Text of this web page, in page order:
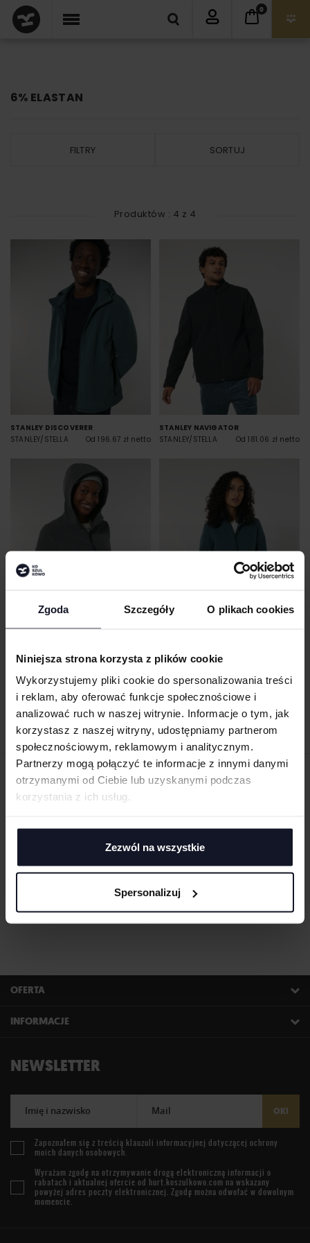
Zgoda Szczegóły O plikach cookies
Niniejsza strona korzysta z plików cookie
Wykorzystujemy pliki cookie do spersonalizowania treści
i reklam, aby oferować funkcje społecznościowe i
analizować ruch w naszej witrynie. Informacje o tym, jak
korzystasz z naszej witryny, udostępniamy partnerom
społecznościowym, reklamowym i analitycznym.
Partnerzy mogą połączyć te informacje z innymi danymi
otrzymanymi od Ciebie lub uzyskanymi podczas
korzystania z ich usług.
Zezwól na wszystkie
Spersonalizuj
0
6% ELASTAN
FILTRY SORTUJ
Produktów : 4 z 4
STANLEY DISCOVERER
STANLEY/STELLA
Od 196.67 zł netto
STANLEY NAVIGATOR
STANLEY/STELLA
Od 181.06 zł netto
STANLEY/STELLA
Od 196.67 zł netto
STANLEY/STELLA
ZAMÓW PRODUKTY ZE ZNAKOWANIEM
ONLINE
OFERTA
INFORMACJE
NEWSLETTER
Imię i nazwisko Mail OK!
Zapoznałem się z treścią klauzuli informacyjnej dotyczącej ochrony
moich danych osobowych.
Wyrażam zgodę na otrzymywanie drogą elektroniczną informacji o
rabatach i aktualnej ofercie od hurt.koszulkowo.com na wskazany
powyżej adres poczty elektronicznej. Zgodę można odwołać w dowolnym
momencie.